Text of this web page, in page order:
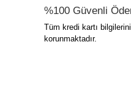
%100 Güvenli
Tüm kredi kartı
korunmaktadır.